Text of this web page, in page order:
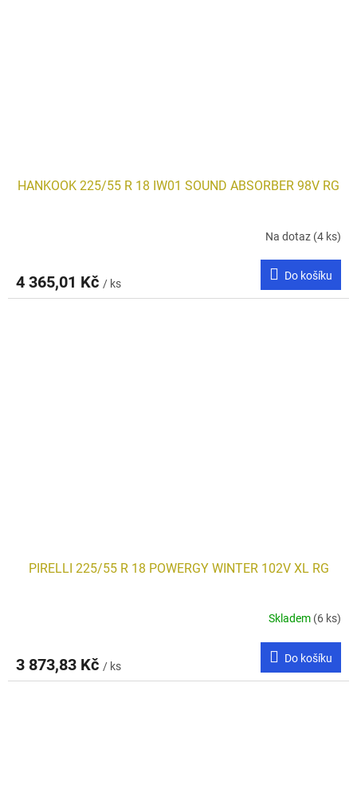
HANKOOK 225/55 R 18 IW01 SOUND ABSORBER 98V RG
Na dotaz (4 ks)
4 365,01 Kč / ks
Do košíku
PIRELLI 225/55 R 18 POWERGY WINTER 102V XL RG
Skladem (6 ks)
3 873,83 Kč / ks
Do košíku